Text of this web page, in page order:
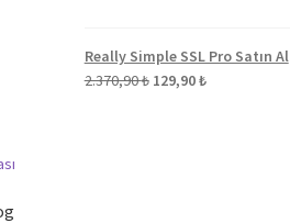
Really Simple SSL Pro Satın Al
2.370,90₺ Orijinal
129,90₺Şu